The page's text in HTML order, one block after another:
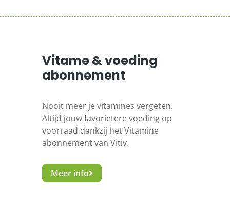
Vitame & voeding
abonnement
Nooit meer je vitamines vergeten.
Altijd jouw favorietere voeding op
voorraad dankzij het Vitamine
abonnement van Vitiv.
Meer info